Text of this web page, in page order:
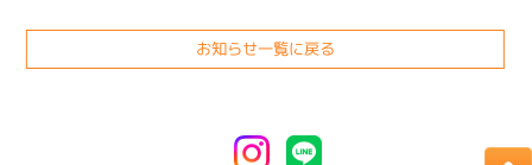
お知らせ一覧に戻る